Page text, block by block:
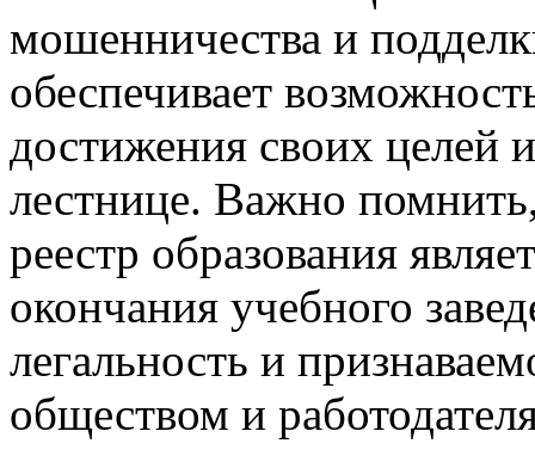
мошенничества и
обеспечивает
достижения своих целей
лестнице. Важно
реестр образования
окончания учебного
легальность и
обществом и